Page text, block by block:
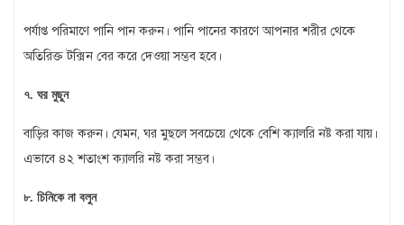
পর্যাপ্ত পরিমাণে পানি পান করুন। পানি পানের কারণে আপনার শরীর থেকে
অতিরিক্ত টক্সিন বের করে দেওয়া সম্ভব হবে।
৭. ঘর মুছুন
বাড়ির কাজ করুন। যেমন, ঘর মুছলে সবচেয়ে থেকে বেশি ক্যালরি নষ্ট করা যায়।
এভাবে ৪২ শতাংশ ক্যালরি নষ্ট করা সম্ভব।
৮. চিনিকে না বলুন